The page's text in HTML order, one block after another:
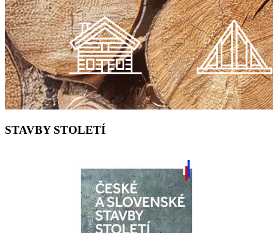
STAVBY STOLETÍ